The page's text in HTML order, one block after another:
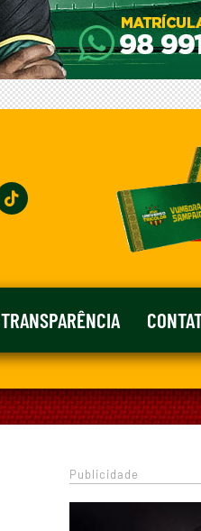
TRANSPARÊNCIA
Publicidade